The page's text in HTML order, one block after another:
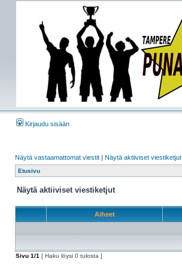
Kirjaudu sisään
Näytä vastaamattomat viestit | Näytä aktiiviset viestiketjut
Etusivu
Näytä aktiiviset viestiketjut
Aiheet
Sivu 1/1 [ Haku löysi 0 tulosta ]